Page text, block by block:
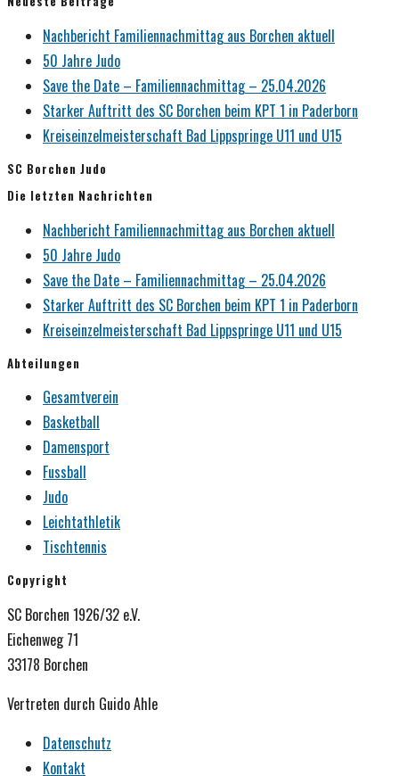
Nachbericht Familiennachmittag aus Borchen aktuell
50 Jahre Judo
Save the Date – Familiennachmittag – 25.04.2026
Starker Auftritt des SC Borchen beim KPT 1 in Paderborn
Kreiseinzelmeisterschaft Bad Lippspringe U11 und U15
SC Borchen Judo
Die letzten Nachrichten
Nachbericht Familiennachmittag aus Borchen aktuell
50 Jahre Judo
Save the Date – Familiennachmittag – 25.04.2026
Starker Auftritt des SC Borchen beim KPT 1 in Paderborn
Kreiseinzelmeisterschaft Bad Lippspringe U11 und U15
Abteilungen
Gesamtverein
Basketball
Damensport
Fussball
Judo
Leichtathletik
Tischtennis
Copyright
SC Borchen 1926/32 e.V.
Eichenweg 71
33178 Borchen
Vertreten durch Guido Ahle
Datenschutz
Kontakt